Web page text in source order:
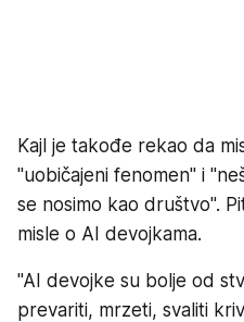
Kajl je takođe rekao da
"uobičajeni fenomen" i
se nosimo kao društvo".
misle o AI devojkama.
"AI devojke su bolje od
prevariti, mrzeti, svaliti